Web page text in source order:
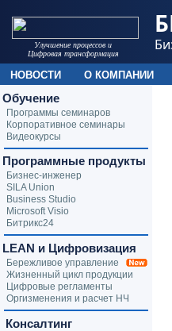
Обучение
Программы семинаров
Корпоративное семинары
Видеокурсы
Программные продукты
Бизнес-инженер
SILA Union
Business Studio
Microsoft Visio
Битрикс24
LEAN и Цифровизация
Бережливое управление
Жизненный цикл продукции
Цифровые регламенты
Оргизменения и расчет НЧ
Консалтинг
Улучшение процессов и
Цифровая трансформация
НОВОСТИ О КОМПАНИИ